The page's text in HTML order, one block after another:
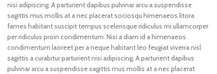
nisi adipiscing. A parturient dapibus pulvinar arcu a suspendisse
sagittis mus mollis at a nec placerat sociosqu himenaeos litora
fames habitant suscipit tempus scelerisque ridiculus mi ullamcorper
per ridiculus proin condimentum. Nisi a diam id a himenaeos
condimentum laoreet per a neque habitant leo feugiat viverra nisl
sagittis a curabitur parturient nisi adipiscing. A parturient dapibus
pulvinar arcu a suspendisse sagittis mus mollis at a nec placerat